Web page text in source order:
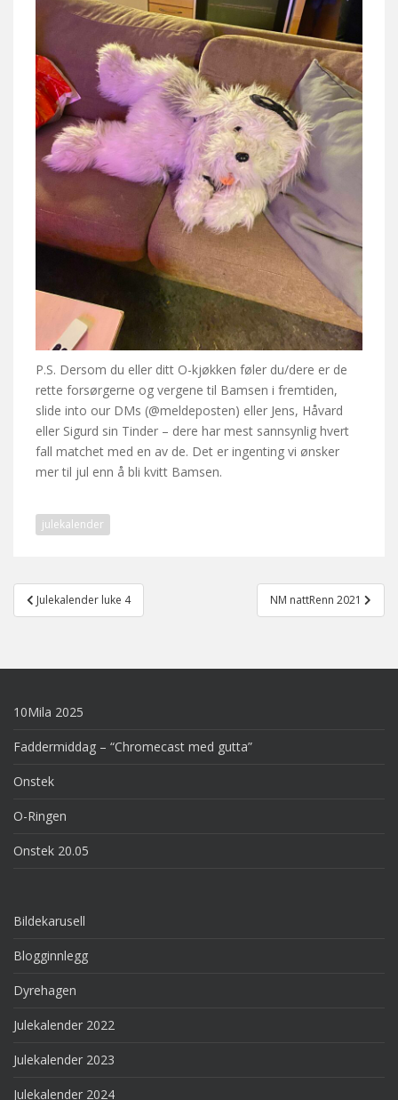
P.S. Dersom du eller ditt O-kjøkken føler du/dere er de
rette forsørgerne og vergene til Bamsen i fremtiden,
slide into our DMs (@meldeposten) eller Jens, Håvard
eller Sigurd sin Tinder – dere har mest sannsynlig hvert
fall matchet med en av de. Det er ingenting vi ønsker
mer til jul enn å bli kvitt Bamsen.
julekalender
Post
navigation
Julekalender luke 4 NM nattRenn 2021
10Mila 2025
Faddermiddag – “Chromecast med gutta”
Onstek
O-Ringen
Onstek 20.05
Bildekarusell
Blogginnlegg
Dyrehagen
Julekalender 2022
Julekalender 2023
Julekalender 2024